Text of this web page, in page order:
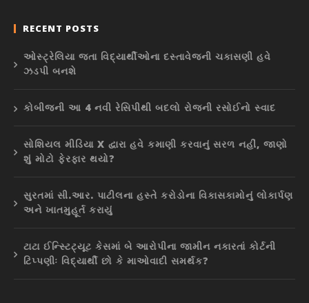
RECENT POSTS
ઓસ્ટ્રેલિયા જતા વિદ્યાર્થીઓના દસ્તાવેજની ચકાસણી હવે
ઝડપી બનશે
કોબીજની આ 4 નવી રેસિપીથી બદલો રોજની રસોઈનો સ્વાદ
સોશિયલ મીડિયા X દ્વારા હવે કમાણી કરવાનું સરળ નહીં, જાણો
શું મોટો ફેરફાર થયો?
સુરતમાં સી.આર. પાટીલના હસ્તે કરોડોના વિકાસકામોનું લોકાર્પણ
અને ખાતમુહૂર્ત કરાયું
ટાટા ઈન્સ્ટિટ્યૂટ કેસમાં બે આરોપીના જામીન નકારતાં કોર્ટની
ટિપ્પણીઃ વિદ્યાર્થી છો કે માઓવાદી સમર્થક?